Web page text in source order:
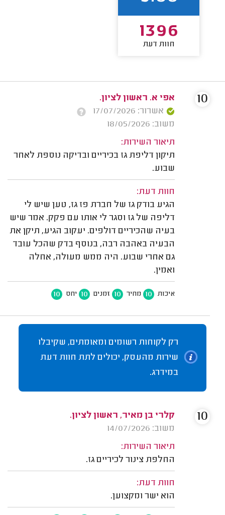
1396
חוות דעת
אפי א. ראשון לציון.
אשרור: 17/07/2026
משוב: 18/05/2026
תיאור השירות:
תיקון דליפת גז בכיריים ובדיקה נוספת לאחר
שבוע.
חוות דעת:
הגיע בודק גז של חברת פז גז, טען שיש לי
דליפה של גז וסגר לי אותו עם פקק. אמר שיש
בעיה שהכיריים דולפים. יעקוב הגיע, תיקן את
הבעיה באהבה רבה, בנוסף בדק שהכל עובד
גם אחרי שבוע. היה ממש מעולה, אחלה
ואמין.
איכות 10 מחיר 10 זמנים 10 יחס 10
10
רק לקוחות רשומים ומאומתים, שקיבלו
שירות מהעסק, יכולים לתת חוות דעת
במידרג.
קלרי בן מאיר, ראשון לציון.
משוב: 14/07/2026
תיאור השירות:
החלפת צינור לכיריים גז.
חוות דעת:
הוא ישר ומקצוען.
10